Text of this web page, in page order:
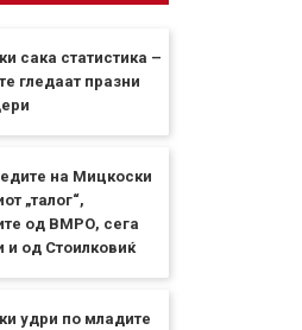
сака статистика –
гледаат празни
на Мицкоски
„талог“,
од ВМРО, сега
и од Стоилковиќ
удри по младите